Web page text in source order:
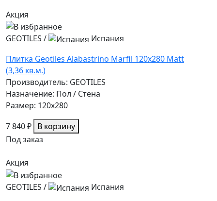
Акция
GEOTILES /
Испания
Плитка Geotiles Alabastrino Marfil 120x280 Matt
(3,36 кв.м.)
Производитель: GEOTILES
Назначение: Пол / Стена
Размер: 120x280
7 840 ₽ В корзину
Под заказ
Акция
GEOTILES /
Испания